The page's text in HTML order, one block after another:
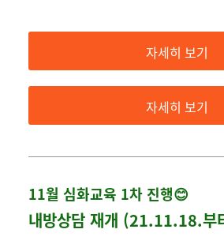
자세히 보기
자세히 보기
11월 심화교육 1차 진행😊
내방상담 재개 (21.11.18.부